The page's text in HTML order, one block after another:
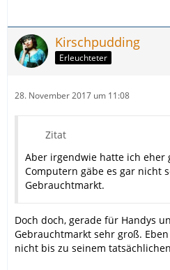
Kirschpudding
Erleuchteter
28. November 2017 um 11:08
Zitat
Aber irgendwie hatte ich eher
Computern gäbe es gar nicht
Gebrauchtmarkt.
Doch doch, gerade für Handys
Gebrauchtmarkt sehr groß.
nicht bis zu seinem